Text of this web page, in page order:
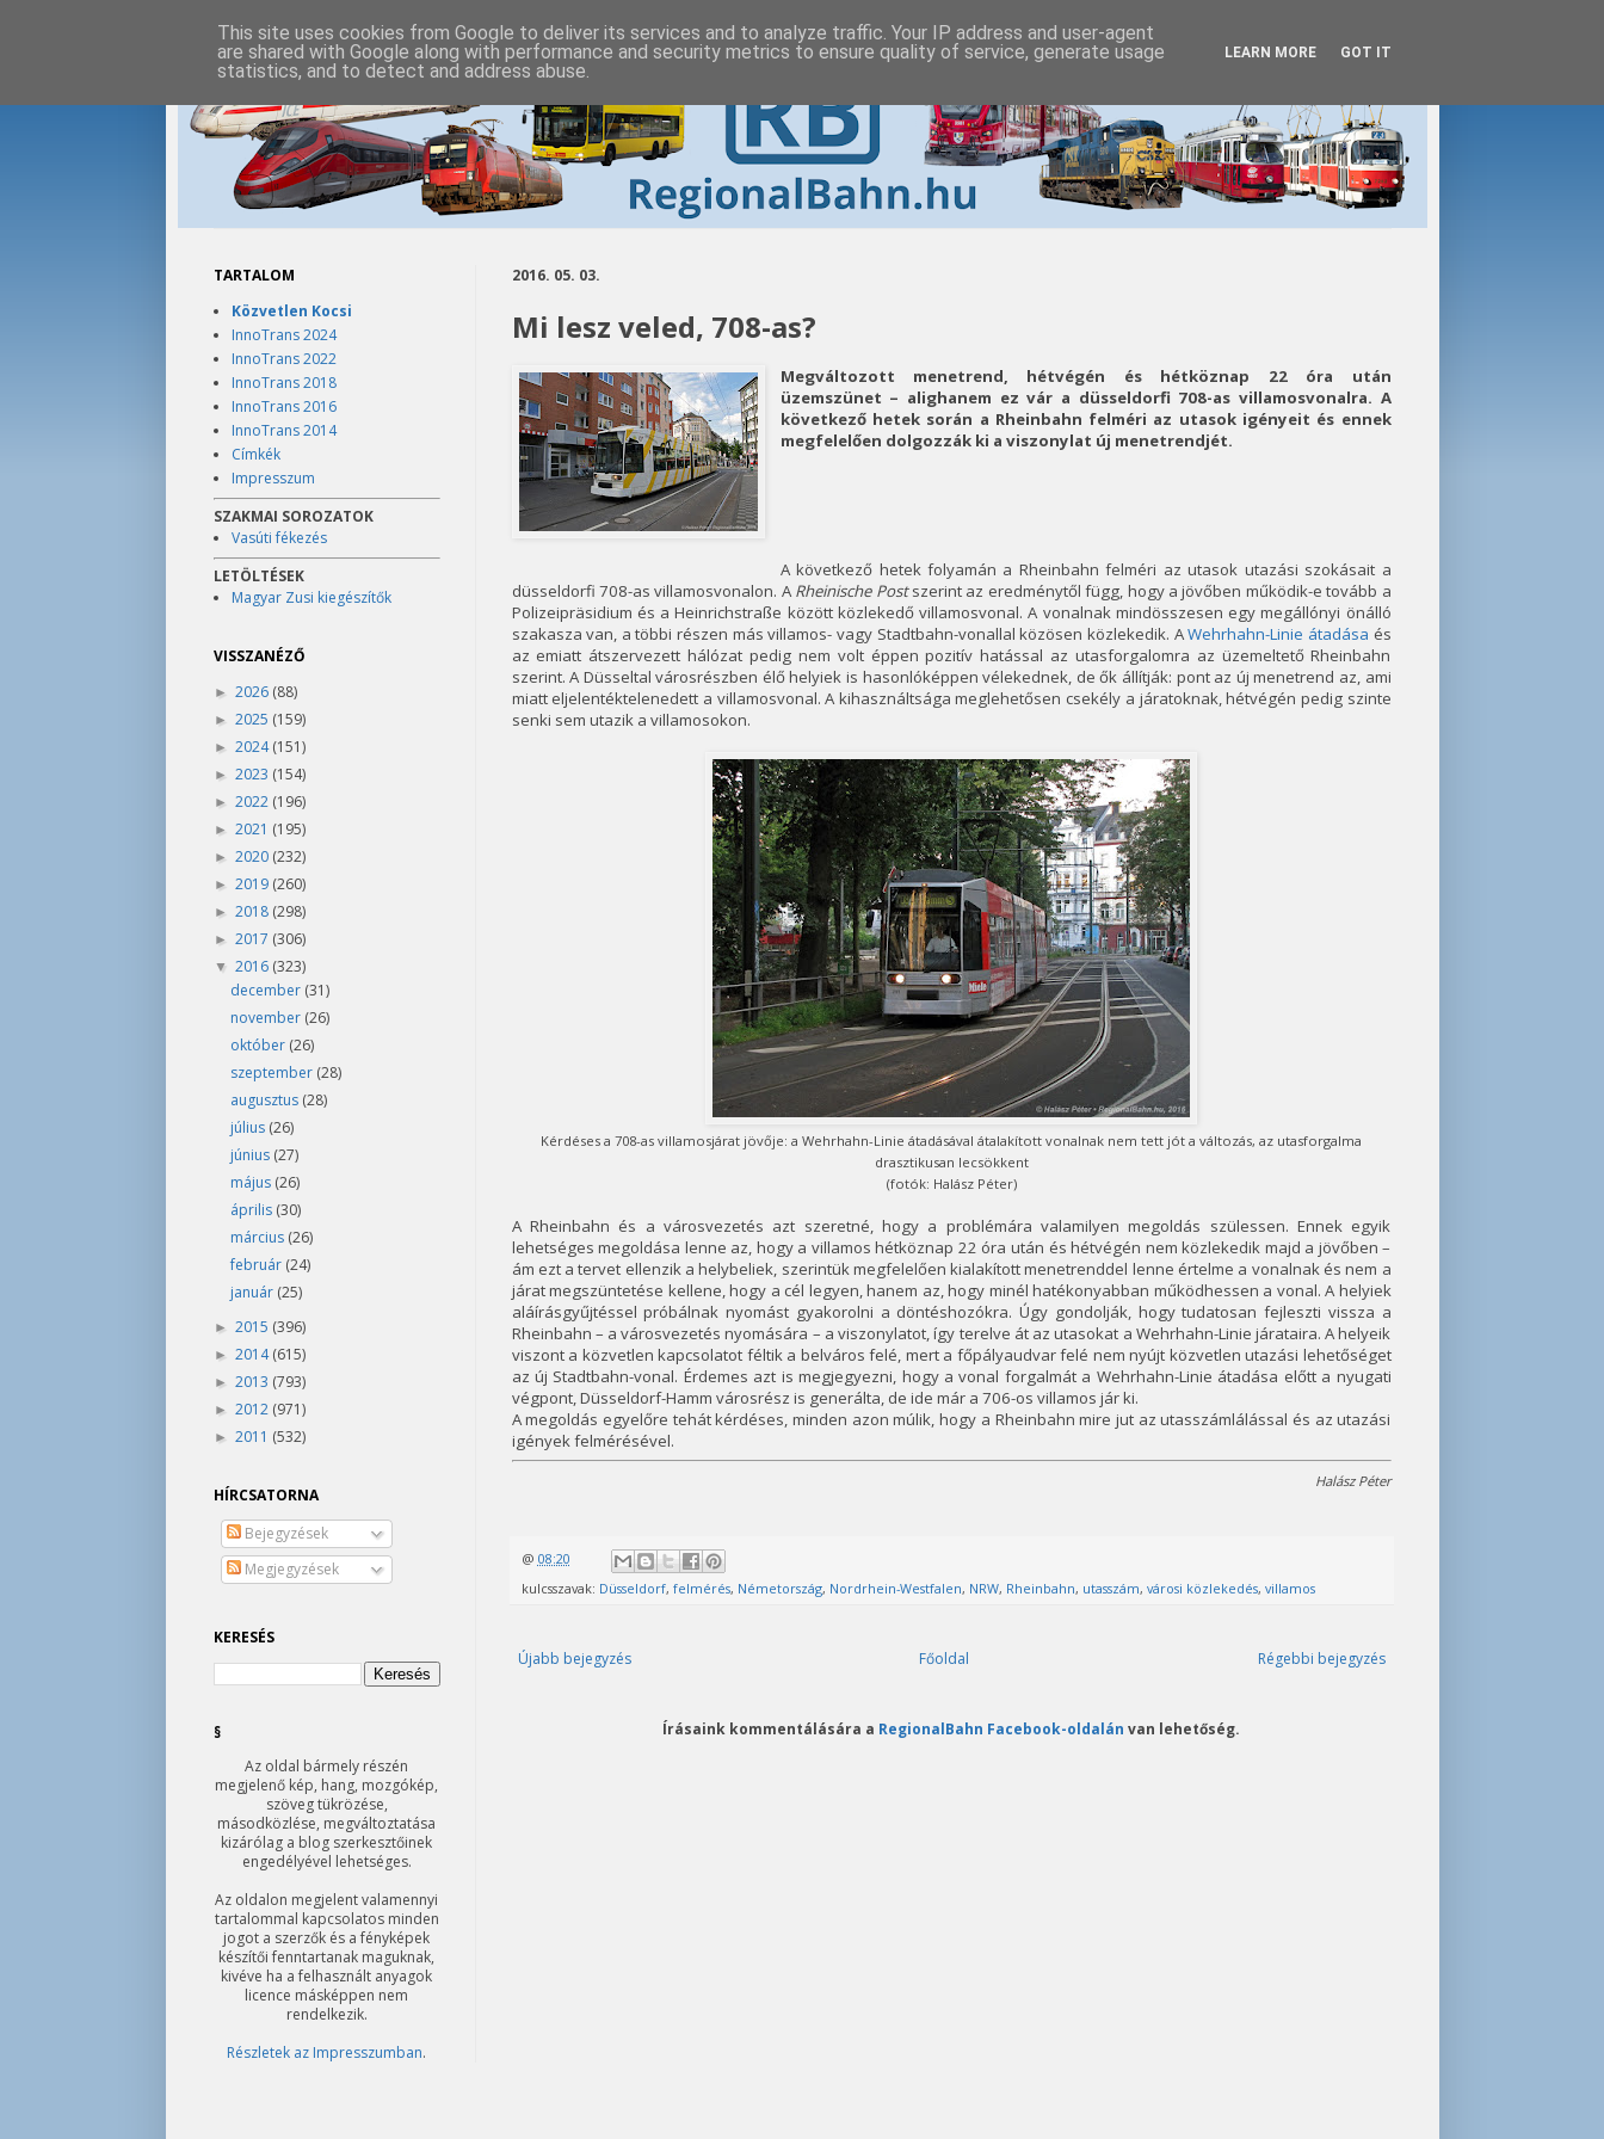
2016. 05. 03.
Mi lesz veled, 708-as?
Megváltozott menetrend, hétvégén és hétköznap 22 óra után
üzemszünet – alighanem ez vár a düsseldorfi 708-as villamosvonalra. A
következő hetek során a Rheinbahn felméri az utasok igényeit és ennek
megfelelően dolgozzák ki a viszonylat új menetrendjét.
A következő hetek folyamán a Rheinbahn felméri az utasok utazási szokásait a
düsseldorfi 708-as villamosvonalon. A Rheinische Postszerint az eredménytől függ, hogy a jövőben működik-e tovább a
Polizeipräsidium és a Heinrichstraße között közlekedő villamosvonal. A vonalnak mindösszesen egy megállónyi önálló
szakasza van, a többi részen más villamos- vagy Stadtbahn-vonallal közösen közlekedik. AWehrhahn-Linie átadása és
az emiatt átszervezett hálózat pedig nem volt éppen pozitív hatással az utasforgalomra az üzemeltető Rheinbahn
szerint. A Düsseltal városrészben élő helyiek is hasonlóképpen vélekednek, de ők állítják: pont az új menetrend az, ami
miatt eljelentéktelenedett a villamosvonal. A kihasználtsága meglehetősen csekély a járatoknak, hétvégén pedig szinte
senki sem utazik a villamosokon.
Kérdéses a 708-as villamosjárat jövője: a Wehrhahn-Linie átadásával átalakított vonalnak nem tett jót a változás, az utasforgalma
drasztikusan lecsökkent
(fotók: Halász Péter)
A Rheinbahn és a városvezetés azt szeretné, hogy a problémára valamilyen megoldás szülessen. Ennek egyik
lehetséges megoldása lenne az, hogy a villamos hétköznap 22 óra után és hétvégén nem közlekedik majd a jövőben –
ám ezt a tervet ellenzik a helybeliek, szerintük megfelelően kialakított menetrenddel lenne értelme a vonalnak és nem a
járat megszüntetése kellene, hogy a cél legyen, hanem az, hogy minél hatékonyabban működhessen a vonal. A helyiek
aláírásgyűjtéssel próbálnak nyomást gyakorolni a döntéshozókra. Úgy gondolják, hogy tudatosan fejleszti vissza a
Rheinbahn – a városvezetés nyomására – a viszonylatot, így terelve át az utasokat a Wehrhahn-Linie járataira. A helyeik
viszont a közvetlen kapcsolatot féltik a belváros felé, mert a főpályaudvar felé nem nyújt közvetlen utazási lehetőséget
az új Stadtbahn-vonal. Érdemes azt is megjegyezni, hogy a vonal forgalmát a Wehrhahn-Linie átadása előtt a nyugati
végpont, Düsseldorf-Hamm városrész is generálta, de ide már a 706-os villamos jár ki.
A megoldás egyelőre tehát kérdéses, minden azon múlik, hogy a Rheinbahn mire jut az utasszámlálással és az utazási
igények felmérésével.
Halász Péter
@ 08:20
kulcsszavak: Düsseldorf, felmérés, Németország, Nordrhein-Westfalen, NRW, Rheinbahn, utasszám, városi közlekedés, villamos
Újabb bejegyzés Régebbi bejegyzés
Főoldal
Írásaink kommentálására a RegionalBahn Facebook-oldalán van lehetőség.
TARTALOM
Közvetlen Kocsi
InnoTrans 2024
InnoTrans 2022
InnoTrans 2018
InnoTrans 2016
InnoTrans 2014
Címkék
Impresszum
SZAKMAI SOROZATOK
Vasúti fékezés
LETÖLTÉSEK
Magyar Zusi kiegészítők
VISSZANÉZŐ
► 2026 (88)
► 2025 (159)
► 2024(151)
► 2023 (154)
► 2022 (196)
► 2021 (195)
► 2020 (232)
► 2019 (260)
► 2018 (298)
► 2017 (306)
▼ 2016 (323)
december (31)
november (26)
október (26)
szeptember (28)
augusztus (28)
július (26)
június (27)
május (26)
április (30)
március (26)
február (24)
január (25)
► 2015 (396)
► 2014(615)
► 2013 (793)
► 2012 (971)
► 2011 (532)
HÍRCSATORNA
Bejegyzések
Megjegyzések
KERESÉS
§
Az oldal bármely részén
megjelenő kép, hang, mozgókép,
szöveg tükrözése,
másodközlése, megváltoztatása
kizárólag a blog szerkesztőinek
engedélyével lehetséges.
Az oldalon megjelent valamennyi
tartalommal kapcsolatos minden
jogot a szerzők és a fényképek
készítői fenntartanak maguknak,
kivéve ha a felhasznált anyagok
licence másképpen nem
rendelkezik.
Részletek az Impresszumban.
This site uses cookies from Google to deliver its services and to analyze traffic. Your IP address and user-agent
are shared with Google along with performance and security metrics to ensure quality of service, generate usage
statistics, and to detect and address abuse.
LEARN MORE GOT IT